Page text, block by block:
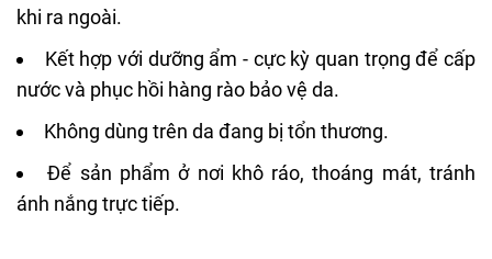
khi ra ngoài.
Kết hợp với dưỡng ẩm - cực kỳ quan trọng để cấp
nước và phục hồi hàng rào bảo vệ da.
Không dùng trên da đang bị tổn thương.
Để sản phẩm ở nơi khô ráo, thoáng mát, tránh
ánh nắng trực tiếp.